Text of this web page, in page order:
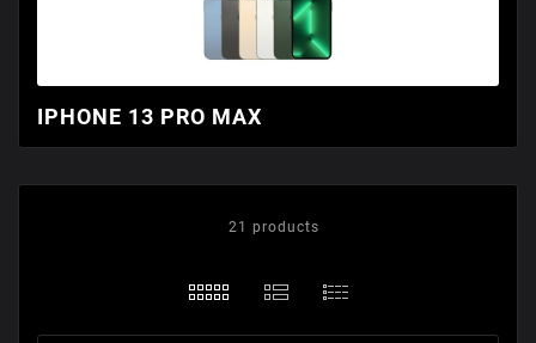
IPHONE 13 PRO MAX
21 products